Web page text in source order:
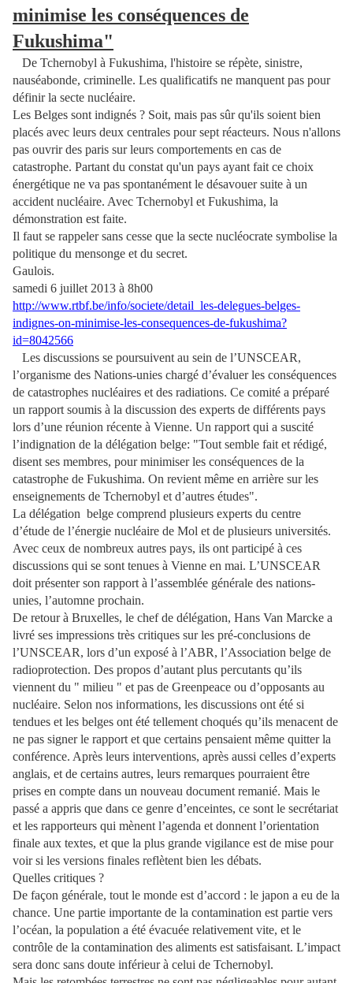
minimise les conséquences de
Fukushima"
De Tchernobyl à Fukushima, l'histoire se répète, sinistre,
nauséabonde, criminelle. Les qualificatifs ne manquent pas pour
définir la secte nucléaire.
Les Belges sont indignés ? Soit, mais pas sûr qu'ils soient bien
placés avec leurs deux centrales pour sept réacteurs. Nous n'allons
pas ouvrir des paris sur leurs comportements en cas de
catastrophe. Partant du constat qu'un pays ayant fait ce choix
énergétique ne va pas spontanément le désavouer suite à un
accident nucléaire. Avec Tchernobyl et Fukushima, la
démonstration est faite.
Il faut se rappeler sans cesse que la secte nucléocrate symbolise la
politique du mensonge et du secret.
Gaulois.
samedi 6 juillet 2013 à 8h00
http://www.rtbf.be/info/societe/detail_les-delegues-belges-
indignes-on-minimise-les-consequences-de-fukushima?
id=8042566
Les discussions se poursuivent au sein de l’UNSCEAR,
l’organisme des Nations-unies chargé d’évaluer les conséquences
de catastrophes nucléaires et des radiations. Ce comité a préparé
un rapport soumis à la discussion des experts de différents pays
lors d’une réunion récente à Vienne. Un rapport qui a suscité
l’indignation de la délégation belge: "Tout semble fait et rédigé,
disent ses membres, pour minimiser les conséquences de la
catastrophe de Fukushima. On revient même en arrière sur les
enseignements de Tchernobyl et d’autres études".
La délégation belge comprend plusieurs experts du centre
d’étude de l’énergie nucléaire de Mol et de plusieurs universités.
Avec ceux de nombreux autres pays, ils ont participé à ces
discussions qui se sont tenues à Vienne en mai. L’UNSCEAR
doit présenter son rapport à l’assemblée générale des nations-
unies, l’automne prochain.
De retour à Bruxelles, le chef de délégation, Hans Van Marcke a
livré ses impressions très critiques sur les pré-conclusions de
l’UNSCEAR, lors d’un exposé à l’ABR, l’Association belge de
radioprotection. Des propos d’autant plus percutants qu’ils
viennent du " milieu " et pas de Greenpeace ou d’opposants au
nucléaire. Selon nos informations, les discussions ont été si
tendues et les belges ont été tellement choqués qu’ils menacent de
ne pas signer le rapport et que certains pensaient même quitter la
conférence. Après leurs interventions, après aussi celles d’experts
anglais, et de certains autres, leurs remarques pourraient être
prises en compte dans un nouveau document remanié. Mais le
passé a appris que dans ce genre d’enceintes, ce sont le secrétariat
et les rapporteurs qui mènent l’agenda et donnent l’orientation
finale aux textes, et que la plus grande vigilance est de mise pour
voir si les versions finales reflètent bien les débats.
Quelles critiques ?
De façon générale, tout le monde est d’accord : le japon a eu de la
chance. Une partie importante de la contamination est partie vers
l’océan, la population a été évacuée relativement vite, et le
contrôle de la contamination des aliments est satisfaisant. L’impact
sera donc sans doute inférieur à celui de Tchernobyl.